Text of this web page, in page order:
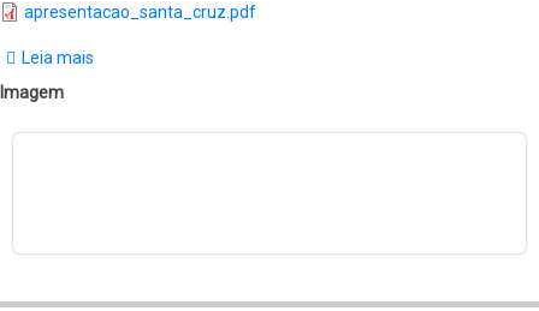
apresentacao_santa_cruz.pdf
Leia mais
Cruz
Imagem